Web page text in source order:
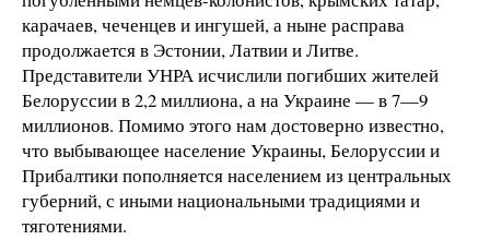
карачаев, чеченцев и ингушей, а ныне расправа
продолжается в Эстонии, Латвии и Литве.
Представители УНРА исчислили погибших жителей
Белоруссии в 2,2 миллиона, а на Украине — в 7—9
миллионов. Помимо этого нам достоверно известно,
что выбывающее население Украины, Белоруссии и
Прибалтики пополняется населением из центральных
губерний, с иными национальными традициями и
тяготениями.